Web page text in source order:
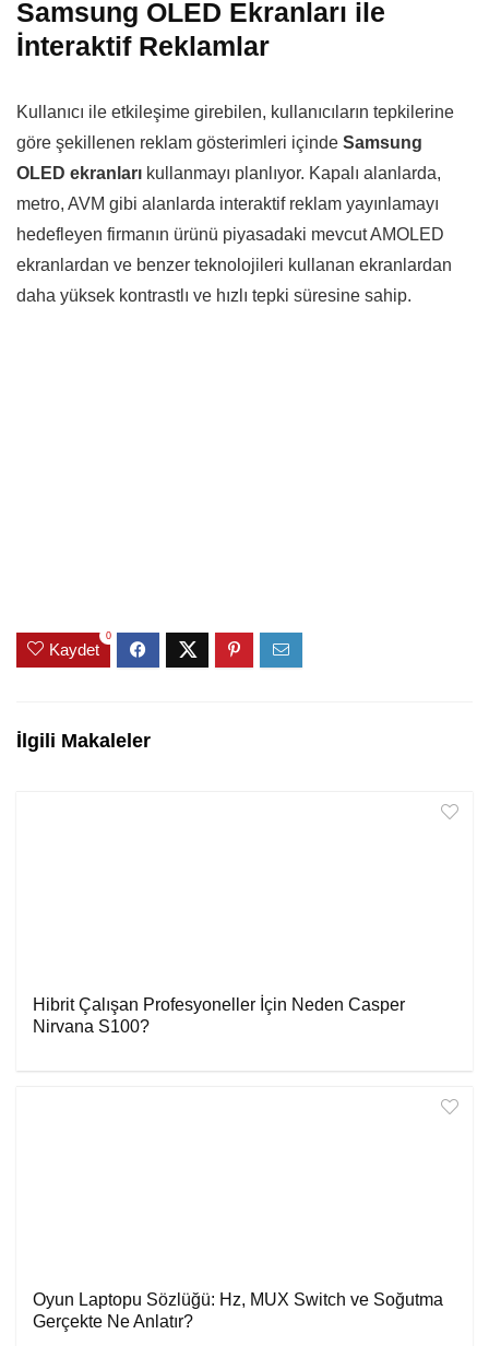
Samsung OLED Ekranları ile
İnteraktif Reklamlar
Kullanıcı ile etkileşime girebilen, kullanıcıların tepkilerine
göre şekillenen reklam gösterimleri içinde Samsung
OLED ekranları kullanmayı planlıyor. Kapalı alanlarda,
metro, AVM gibi alanlarda interaktif reklam yayınlamayı
hedefleyen firmanın ürünü piyasadaki mevcut AMOLED
ekranlardan ve benzer teknolojileri kullanan ekranlardan
daha yüksek kontrastlı ve hızlı tepki süresine sahip.
Kaydet
0
İlgili Makaleler
Hibrit Çalışan Profesyoneller İçin Neden Casper
Nirvana S100?
Oyun Laptopu Sözlüğü: Hz, MUX Switch ve Soğutma
Gerçekte Ne Anlatır?